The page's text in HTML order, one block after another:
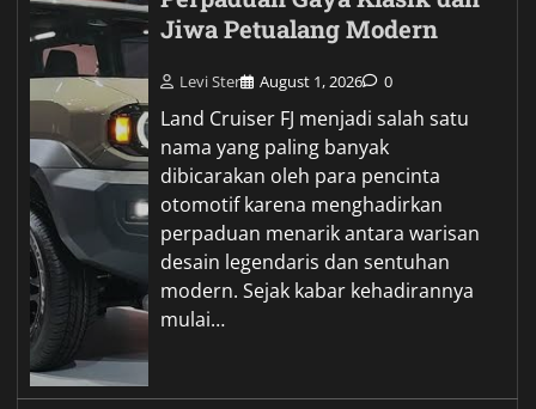
Jiwa Petualang Modern
Levi Ster August 1, 2026 0
Land Cruiser FJ menjadi salah satu
nama yang paling banyak
dibicarakan oleh para pencinta
otomotif karena menghadirkan
perpaduan menarik antara warisan
desain legendaris dan sentuhan
modern. Sejak kabar kehadirannya
mulai…